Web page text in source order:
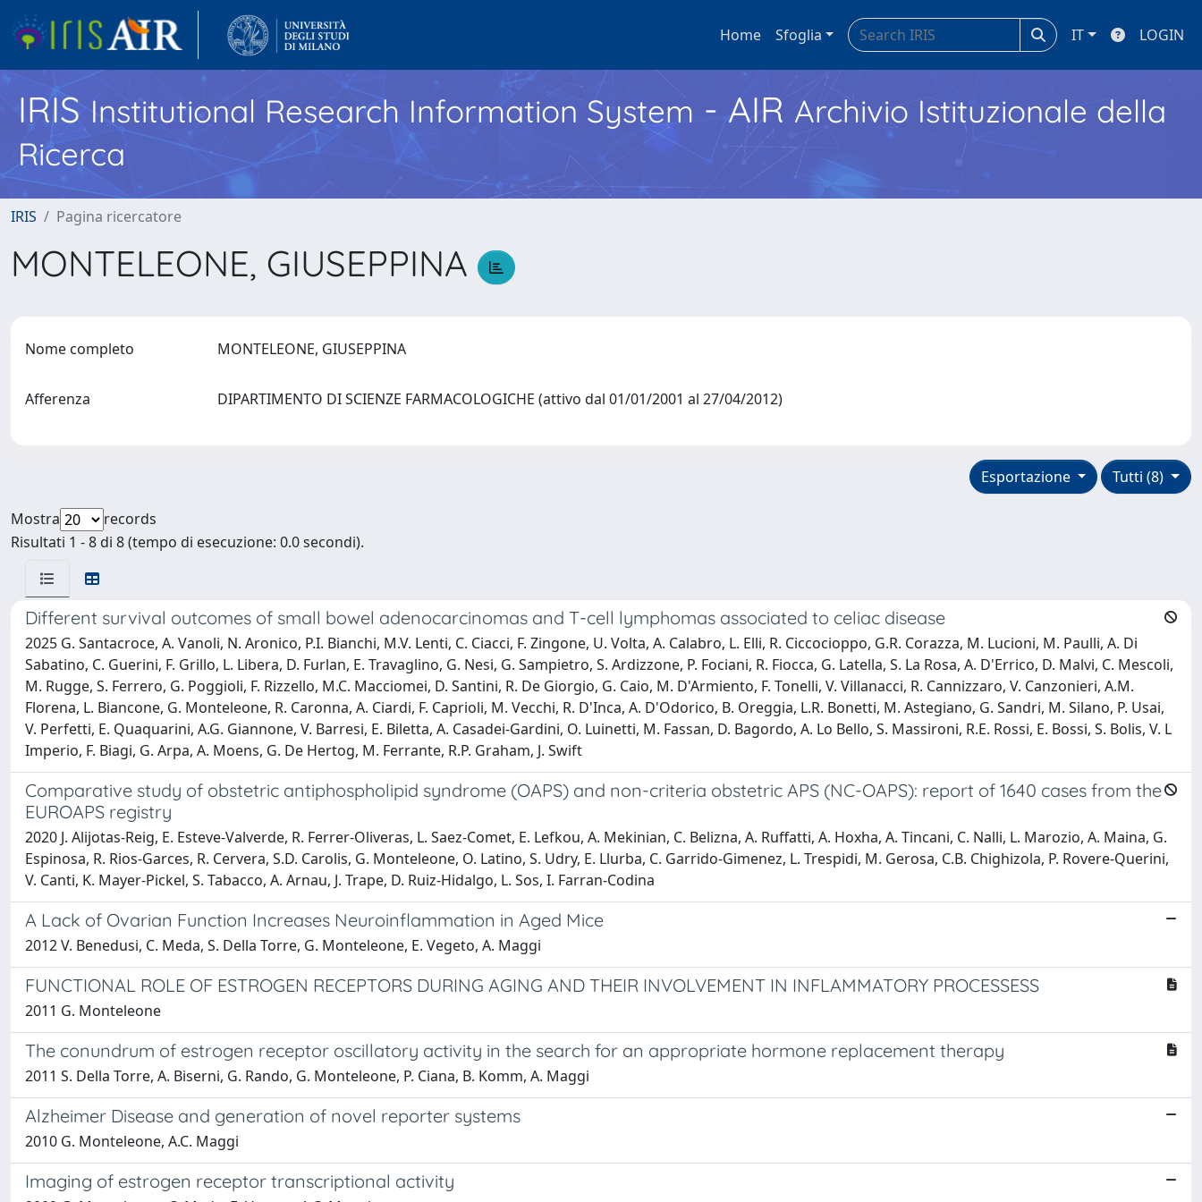
Home Sfoglia IT LOGIN
IRISInstitutional Research Information System - AIR Archivio Istituzionale della
Ricerca
IRIS Pagina ricercatore
MONTELEONE, GIUSEPPINA
Nome completo MONTELEONE, GIUSEPPINA
Afferenza DIPARTIMENTO DI SCIENZE FARMACOLOGICHE (attivo dal 01/01/2001 al 27/04/2012)
Tutti (8)
Esportazione
Mostra
records
Risultati 1 - 8 di 8 (tempo di esecuzione: 0.0 secondi).
Different survival outcomes of small bowel adenocarcinomas and T-cell lymphomas associated to celiac disease
2025 G. Santacroce, A. Vanoli, N. Aronico, P.I. Bianchi, M.V. Lenti, C. Ciacci, F. Zingone, U. Volta, A. Calabro, L. Elli, R. Ciccocioppo, G.R. Corazza, M. Lucioni, M. Paulli, A. Di
Sabatino, C. Guerini, F. Grillo, L. Libera, D. Furlan, E. Travaglino, G. Nesi, G. Sampietro, S. Ardizzone, P. Fociani, R. Fiocca, G. Latella, S. La Rosa, A. D'Errico, D. Malvi, C. Mescoli,
M. Rugge, S. Ferrero, G. Poggioli, F. Rizzello, M.C. Macciomei, D. Santini, R. De Giorgio, G. Caio, M. D'Armiento, F. Tonelli, V. Villanacci, R. Cannizzaro, V. Canzonieri, A.M.
Florena, L. Biancone, G. Monteleone, R. Caronna, A. Ciardi, F. Caprioli, M. Vecchi, R. D'Inca, A. D'Odorico, B. Oreggia, L.R. Bonetti, M. Astegiano, G. Sandri, M. Silano, P. Usai,
V. Perfetti, E. Quaquarini, A.G. Giannone, V. Barresi, E. Biletta, A. Casadei-Gardini, O. Luinetti, M. Fassan, D. Bagordo, A. Lo Bello, S. Massironi, R.E. Rossi, E. Bossi, S. Bolis, V. L
Imperio, F. Biagi, G. Arpa, A. Moens, G. De Hertog, M. Ferrante, R.P. Graham, J. Swift
Comparative study of obstetric antiphospholipid syndrome (OAPS) and non-criteria obstetric APS (NC-OAPS): report of 1640 cases from the
EUROAPS registry
2020 J. Alijotas-Reig, E. Esteve-Valverde, R. Ferrer-Oliveras, L. Saez-Comet, E. Lefkou, A. Mekinian, C. Belizna, A. Ruffatti, A. Hoxha, A. Tincani, C. Nalli, L. Marozio, A. Maina, G.
Espinosa, R. Rios-Garces, R. Cervera, S.D. Carolis, G. Monteleone, O. Latino, S. Udry, E. Llurba, C. Garrido-Gimenez, L. Trespidi, M. Gerosa, C.B. Chighizola, P. Rovere-Querini,
V. Canti, K. Mayer-Pickel, S. Tabacco, A. Arnau, J. Trape, D. Ruiz-Hidalgo, L. Sos, I. Farran-Codina
A Lack of Ovarian Function Increases Neuroinflammation in Aged Mice
2012 V. Benedusi, C. Meda, S. Della Torre, G. Monteleone, E. Vegeto, A. Maggi
FUNCTIONAL ROLE OF ESTROGEN RECEPTORS DURING AGING AND THEIR INVOLVEMENT IN INFLAMMATORY PROCESSESS
2011 G. Monteleone
The conundrum of estrogen receptor oscillatory activity in the search for an appropriate hormone replacement therapy
2011 S. Della Torre, A. Biserni, G. Rando, G. Monteleone, P. Ciana, B. Komm, A. Maggi
Alzheimer Disease and generation of novel reporter systems
2010 G. Monteleone, A.C. Maggi
Imaging of estrogen receptor transcriptional activity